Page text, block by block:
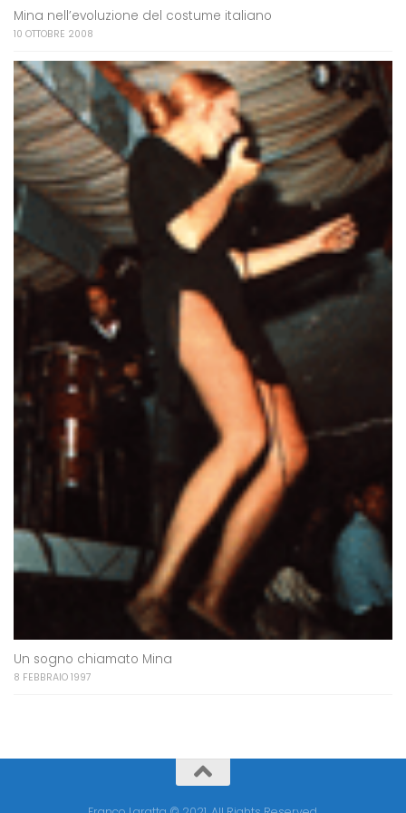
Mina nell’evoluzione del costume italiano
10 OTTOBRE 2008
Un sogno chiamato Mina
8 FEBBRAIO 1997